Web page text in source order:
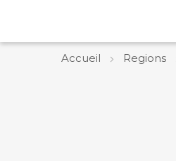
Accueil Regions